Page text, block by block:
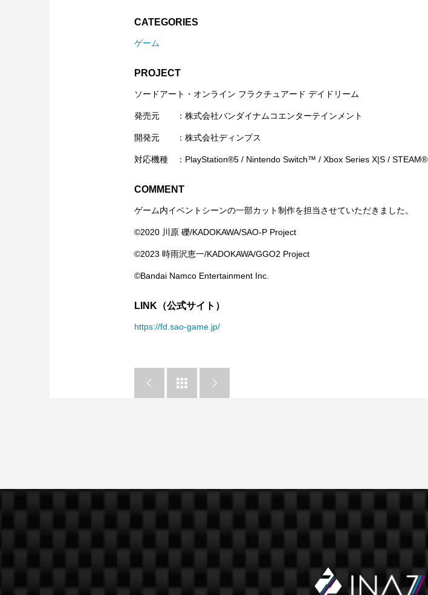
CATEGORIES
ゲーム
PROJECT
ソードアート・オンライン フラクチュアード デイドリーム
発売元 ：株式会社バンダイナムコエンターテインメント
開発元 ：株式会社ディンプス
対応機種 ：PlayStation®5 / Nintendo Switch™ / Xbox Series X|S / STEAM®
COMMENT
ゲーム内イベントシーンの一部カット制作を担当させていただきました。
©2020 川原 礫/KADOKAWA/SAO-P Project
©2023 時雨沢恵一/KADOKAWA/GGO2 Project
©Bandai Namco Entertainment Inc.
LINK（公式サイト）
https://fd.sao-game.jp/
  